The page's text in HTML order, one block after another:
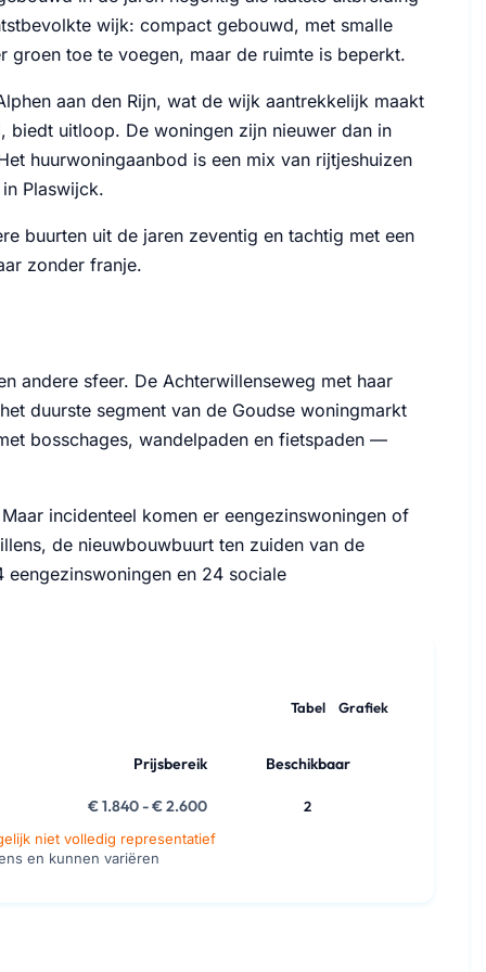
wijk: compact gebouwd, met smalle
groen toe te voegen, maar de ruimte is beperkt.
aan den Rijn, wat de wijk aantrekkelijk maakt
biedt uitloop. De woningen zijn nieuwer dan in
huurwoningaanbod is een mix van rijtjeshuizen
Plaswijck.
buurten uit de jaren zeventig en tachtig met een
zonder franje.
andere sfeer. De Achterwillenseweg met haar
duurste segment van de Goudse woningmarkt
bosschages, wandelpaden en fietspaden —
incidenteel komen er eengezinswoningen of
de nieuwbouwbuurt ten zuiden van de
en 24 sociale
Tabel Grafiek
Prijsbereik Beschikbaar
€ 1.840 - € 2.600
2
niet volledig representatief
en kunnen variëren